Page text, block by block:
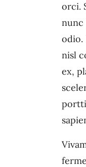
orci.
nunc
odio.
nisl
ex,